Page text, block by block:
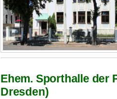
Ehem. Sporthalle der
Dresden)